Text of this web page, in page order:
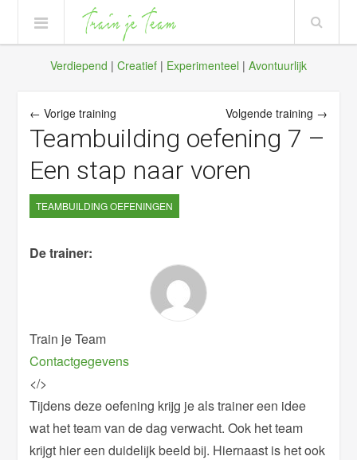
Verdiepend | Creatief | Experimenteel | Avontuurlijk
← Vorige training Volgende training →
Teambuilding oefening 7 –
Een stap naar voren
TEAMBUILDING OEFENINGEN
De trainer:
Train je Team
Contactgegevens
</>
Tijdens deze oefening krijg je als trainer een idee
wat het team van de dag verwacht. Ook het team
krijgt hier een duidelijk beeld bij. Hiernaast is het ook